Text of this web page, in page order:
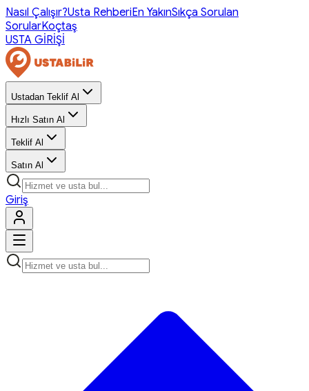
Nasıl Çalışır?Usta RehberiEn YakınSıkça Sorulan
SorularKoçtaş
USTA GİRİŞİ
Ustadan Teklif Al
Hızlı Satın Al
Teklif Al
Satın Al
Giriş